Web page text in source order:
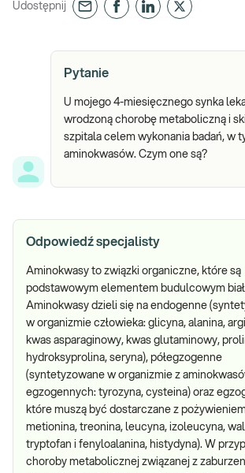
Udostępnij
Pytanie
U mojego 4-miesięcznego synka
wrodzoną chorobę metaboliczną i
szpitala celem wykonania badań, w
aminokwasów. Czym one są?
Odpowiedź specjalisty
Aminokwasy to związki organiczne, które są
podstawowym elementem budulcowym
Aminokwasy dzieli się na endogenne
w organizmie człowieka: glicyna, alanina,
kwas asparaginowy, kwas glutaminowy,
hydroksyprolina, seryna), półegzogenne
(syntetyzowane w organizmie z
egzogennych: tyrozyna, cysteina) oraz
które muszą być dostarczane z
metionina, treonina, leucyna, izoleucyna,
tryptofan i fenyloalanina, histydyna). W
choroby metabolicznej związanej z